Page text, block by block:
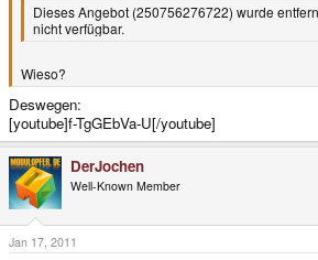
Dieses Angebot (250756276722) wurde
nicht verfügbar.
Wieso?
Deswegen:
[youtube]f-TgGEbVa-U[/youtube]
DerJochen
Well-Known Member
Jan 17, 2011